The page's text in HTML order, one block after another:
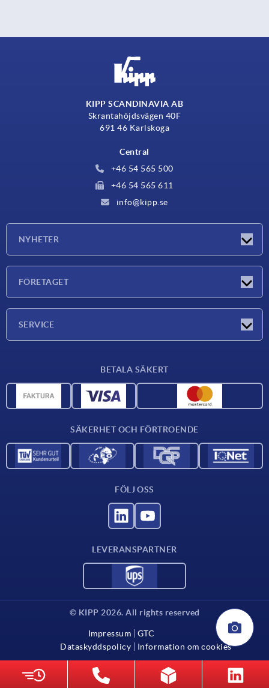
KIPP SCANDINAVIA AB
Skrantahöjdsvägen 40F
691 46 Karlskoga
Central
+46 54 565 500
+46 54 565 611
info@kipp.se
NYHETER
FÖRETAGET
SERVICE
CAD-data
BETALA SÄKERT
SÄKERHET OCH FÖRTROENDE
FÖLJ OSS
LEVERANSPARTNER
© KIPP 2026. All rights reserved
Impressum
GTC
Dataskyddspolicy
Information om cookies